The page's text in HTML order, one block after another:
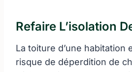
Refaire L’isolation
La toiture d’une habitation
risque de déperdition de